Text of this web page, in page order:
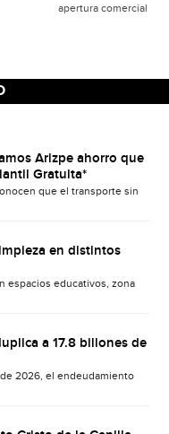
apertura comercial
Arizpe ahorro que
Gratuita*
que el transporte sin
en distintos
espacios educativos, zona
a 17.8 billones de
2026, el endeudamiento